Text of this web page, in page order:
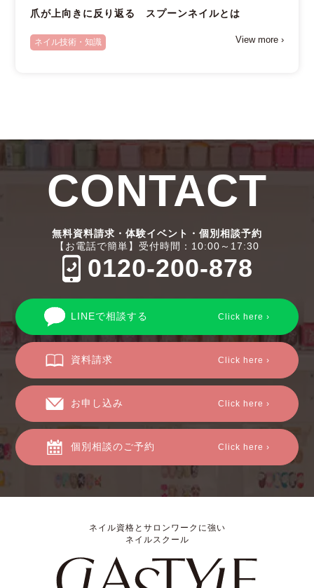
爪が上向きに反り返る スプーンネイルとは
ネイル技術・知識 View more ›
CONTACT
無料資料請求・体験イベント・個別相談予約
【お電話で簡単】受付時間：10:00～17:30
0120-200-878
LINEで相談する Click here ›
資料請求 Click here ›
お申し込み Click here ›
個別相談のご予約 Click here ›
ネイル資格とサロンワークに強い
ネイルスクール